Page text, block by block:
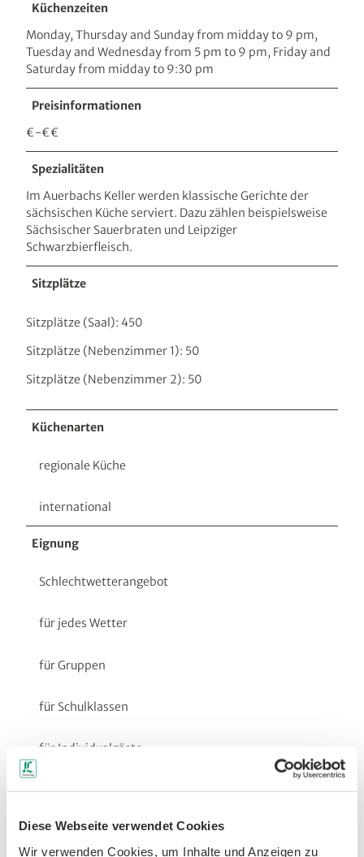
Diese Webseite verwendet Cookies
Wir verwenden Cookies, um Inhalte und Anzeigen zu
Küchenzeiten
Monday, Thursday and Sunday from midday to 9 pm,
Tuesday and Wednesday from 5 pm to 9 pm, Friday and
Saturday from midday to 9:30 pm
Preisinformationen
€-€€
Spezialitäten
Im Auerbachs Keller werden klassische Gerichte der
sächsischen Küche serviert. Dazu zählen beispielsweise
Sächsischer Sauerbraten und Leipziger
Schwarzbierfleisch.
Sitzplätze
Sitzplätze (Saal): 450
Sitzplätze (Nebenzimmer 1): 50
Sitzplätze (Nebenzimmer 2): 50
Küchenarten
regionale Küche
international
Eignung
Schlechtwetterangebot
für jedes Wetter
für Gruppen
für Schulklassen
für Individualgäste
Küchenangebote